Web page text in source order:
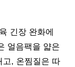
긴장 완화에
얼음팩을 얇은
고, 온찜질은 따